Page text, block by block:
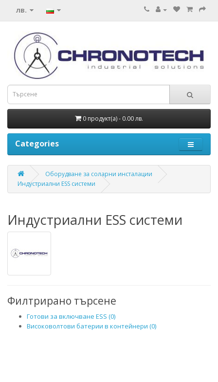
лв.
0 продукт(а) - 0.00 лв.
Categories
Оборудване за соларни инсталации
Индустриални ESS системи
Индустриални ESS системи
Филтрирано търсене
Готови за включване ESS (0)
Високоволтови батерии в контейнери (0)